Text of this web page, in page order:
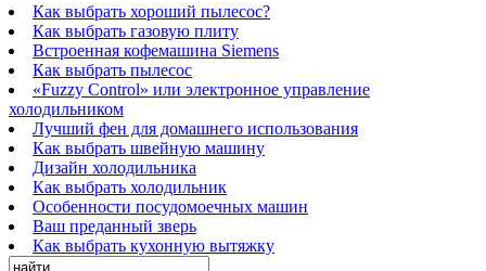
Как выбрать хороший пылесос?
Как выбрать газовую плиту
Встроенная кофемашина Siemens
Как выбрать пылесос
«Fuzzy Control» или электронное управление
холодильником
Лучший фен для домашнего использования
Как выбрать швейную машину
Дизайн холодильника
Как выбрать холодильник
Особенности посудомоечных машин
Ваш преданный зверь
Как выбрать кухонную вытяжку